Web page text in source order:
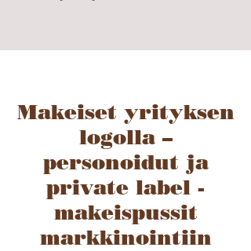
Makeiset yrityksen
logolla –
personoidut ja
private label -
makeispussit
markkinointiin